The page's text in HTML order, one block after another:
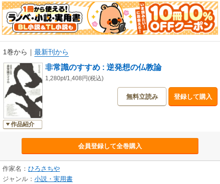
1巻から ｜ 最新刊から
作品紹介
非常識のすすめ : 逆発想の仏教論
1,280pt/1,408円(税込)
無料立読み 登録して購入
会員登録して全巻購入
作家名： ひろさちや
ジャンル： 小説・実用書